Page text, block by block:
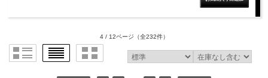
4 / 12ページ （全232件）